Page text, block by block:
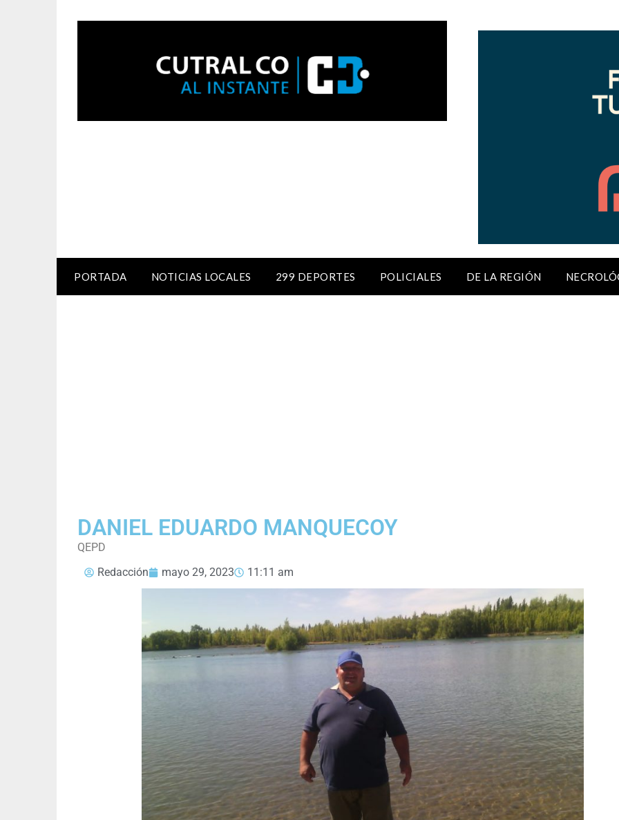
PORTADA NOTICIAS LOCALES 299 DEPORTES POLICIALES DE LA REGIÓN
DANIEL EDUARDO MANQUECOY
QEPD
Redacción
mayo 29, 2023 11:11 am